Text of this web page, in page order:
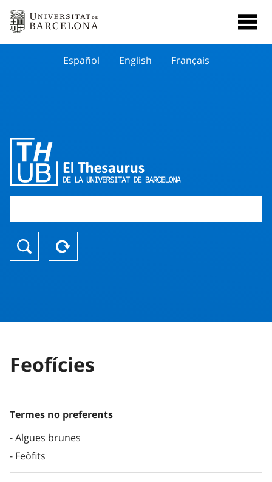
Español English Français
Feofícies
Termes no preferents
Algues brunes
Feòfits